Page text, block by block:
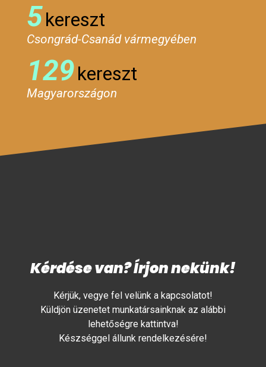
5kereszt
Csongrád-Csanád vármegyében
129kereszt
Magyarországon
Kérdése van? Írjon nekünk!
Kérjük, vegye fel velünk a kapcsolatot!
Küldjön üzenetet munkatársainknak az alábbi
lehetőségre kattintva!
Készséggel állunk rendelkezésére!